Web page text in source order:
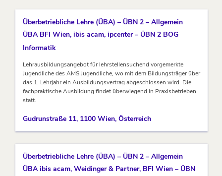
Überbetriebliche Lehre (ÜBA) – ÜBN 2 – Allgemein
ÜBA BFI Wien, ibis acam, ipcenter – ÜBN 2 BOG
Informatik
Lehrausbildungsangebot für lehrstellensuchend vorgemerkte
Jugendliche des AMS Jugendliche, wo mit dem Bildungsträger über
das 1. Lehrjahr ein Ausbildungsvertrag abgeschlossen wird. Die
fachpraktische Ausbildung findet überwiegend in Praxisbetrieben
statt.
Gudrunstraße 11, 1100 Wien, Österreich
Überbetriebliche Lehre (ÜBA) – ÜBN 2 – Allgemein
ÜBA ibis acam, Weidinger & Partner, BFI Wien – ÜBN